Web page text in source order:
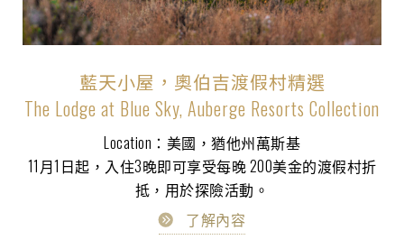
藍天小屋，奧伯吉渡假村精選
The Lodge at Blue Sky, Auberge Resorts Collection
Location：美國，猶他州萬斯基
11月1日起，入住3晚即可享受每晚 200美金的渡假村折
抵，用於探險活動。
了解內容